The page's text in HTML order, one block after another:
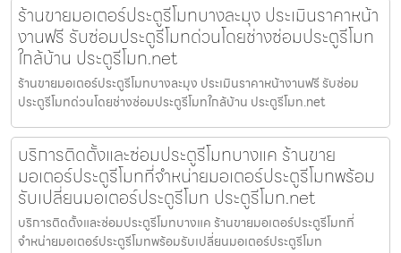
ร้านขายมอเตอร์ประตูรีโมทบางละมุง ประเมินราคาหน้า
งานฟรี รับซ่อมประตูรีโมทด่วนโดยช่างซ่อมประตูรีโมท
ใกล้บ้าน ประตูรีโมท.net
ร้านขายมอเตอร์ประตูรีโมทบางละมุง ประเมินราคาหน้างานฟรี รับซ่อม
ประตูรีโมทด่วนโดยช่างซ่อมประตูรีโมทใกล้บ้าน ประตูรีโมท.net
บริการติดตั้งและซ่อมประตูรีโมทบางแค ร้านขาย
มอเตอร์ประตูรีโมทที่จำหน่ายมอเตอร์ประตูรีโมทพร้อม
รับเปลี่ยนมอเตอร์ประตูรีโมท ประตูรีโมท.net
บริการติดตั้งและซ่อมประตูรีโมทบางแค ร้านขายมอเตอร์ประตูรีโมทที่
จำหน่ายมอเตอร์ประตูรีโมทพร้อมรับเปลี่ยนมอเตอร์ประตูรีโมท